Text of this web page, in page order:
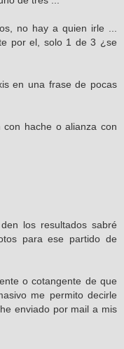
no hay a quien irle ...
por el, solo 1 de 3 ¿se
en una frase de pocas
hache o alianza con
los resultados sabré
para ese partido de
o cotangente de que
me permito decirle
enviado por mail a mis